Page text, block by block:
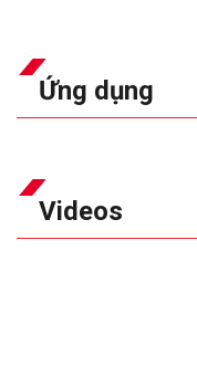
Ứng dụng
Videos